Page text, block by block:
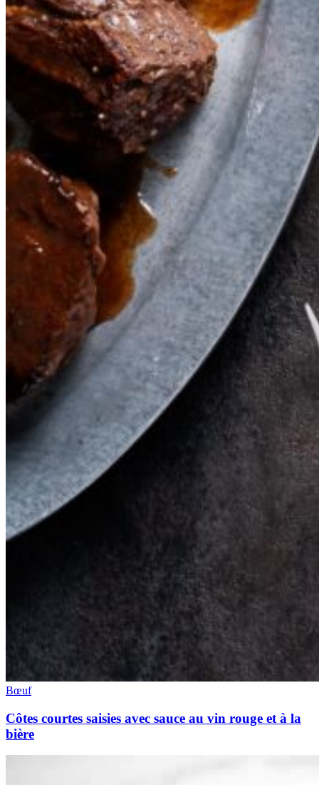
Bœuf
Côtes courtes saisies avec sauce au vin rouge et à la
bière